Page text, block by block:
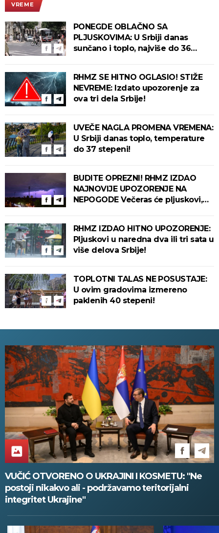
VREME
PONEGDE OBLAČNO SA
PLJUSKOVIMA: U Srbiji danas
sunčano i toplo, najviše do 36
RHMZ SE HITNO OGLASIO! STIŽE
NEVREME: Izdato upozorenje za
ova tri dela Srbije!
UVEČE NAGLA PROMENA VREMENA:
U Srbiji danas toplo, temperature
do 37 stepeni!
BUDITE OPREZNI! RHMZ IZDAO
NAJNOVIJE UPOZORENJE NA
NEPOGODE Večeras će pljuskovi,
RHMZ IZDAO HITNO UPOZORENJE:
Pljuskovi u naredna dva ili tri sata u
više delova Srbije!
TOPLOTNI TALAS NE POSUSTAJE:
U ovim gradovima izmereno
paklenih 40 stepeni!
VUČIĆ OTVORENO O UKRAJINI I KOSMETU: "Ne
postoji nikakvo ali - podržavamo teritorijalni
integritet Ukrajine"